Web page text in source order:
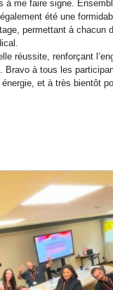
à me faire signe.
été une
permettant à chacun
réussite, renforçant
Bravo à tous les
et à très bientôt